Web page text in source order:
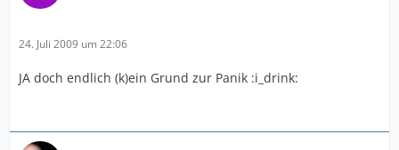
24. Juli 2009 um 22:06
JA doch endlich (k)ein Grund zur Panik :i_drink: